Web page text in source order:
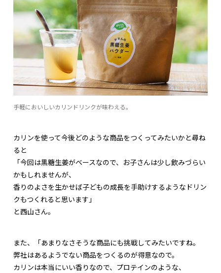
手軽においしいカリンドリンクが味わえる。
カリンを使って今後どのような商品をつくってみたいかと尋ね
ると
「今回は黒糖生姜がベースなので、お子さんは少し飲みづらい
かもしれませんが、
香りのよさを生かせば子どもの成長を手助けするようなドリン
クもつくれると思います」
と西山さん。
また、「あまりなさそうな商品にも挑戦してみたいですね。
弊社はあるようでない商品をつくるのが得意なので。
カリンは本当にいい香りなので、プロテインのような、